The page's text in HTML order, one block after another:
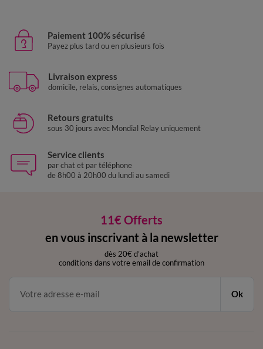
Paiement 100% sécurisé
Payez plus tard ou en plusieurs fois
Livraison express
domicile, relais, consignes automatiques
Retours gratuits
sous 30 jours avec Mondial Relay uniquement
Service clients
par chat et par téléphone
de 8h00 à 20h00 du lundi au samedi
11€ Offerts
en vous inscrivant à la newsletter
dès 20€ d’achat
conditions dans votre email de confirmation
Ok